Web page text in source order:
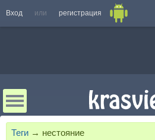
Вход или регистрация
Теги → нестояние